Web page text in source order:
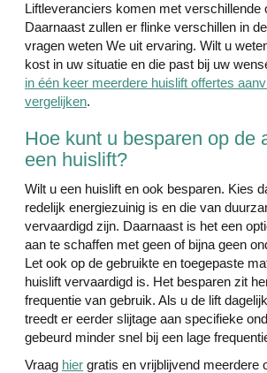
Liftleveranciers komen met verschillende
Daarnaast zullen er flinke verschillen in
vragen weten We uit ervaring. Wilt u
kost in uw situatie en die past bij uw
in één keer meerdere huislift offertes
vergelijken.
Hoe kunt u besparen op de
een huislift?
Wilt u een huislift en ook besparen. Kies
redelijk energiezuinig is en die van
vervaardigd zijn. Daarnaast is het een
aan te schaffen met geen of bijna geen
Let ook op de gebruikte en toegepaste
huislift vervaardigd is. Het besparen zit
frequentie van gebruik. Als u de lift
treedt er eerder slijtage aan specifieke
gebeurd minder snel bij een lage
Vraag hier gratis en vrijblijvend meerdere